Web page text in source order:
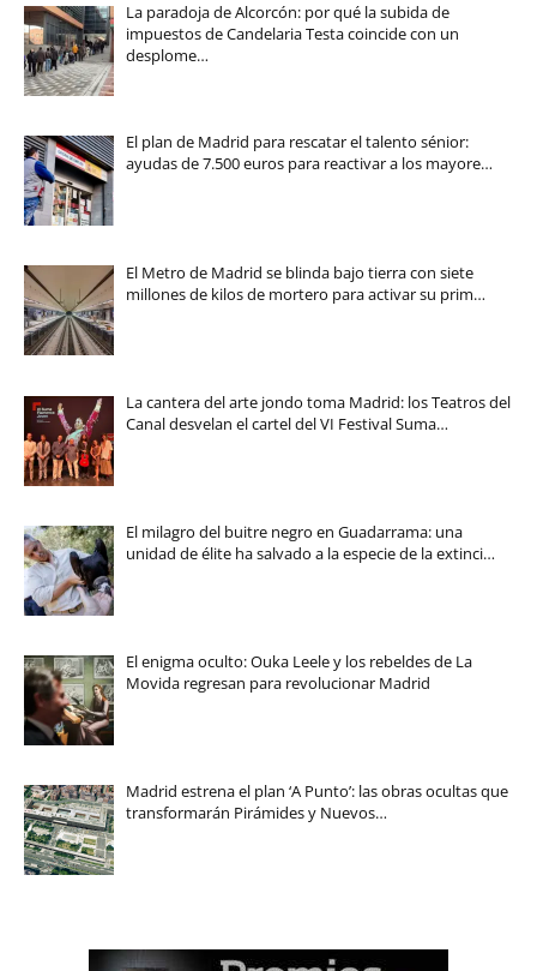
La paradoja de Alcorcón: por qué la subida de
impuestos de Candelaria Testa coincide con un
desplome…
El plan de Madrid para rescatar el talento sénior:
ayudas de 7.500 euros para reactivar a los mayore…
El Metro de Madrid se blinda bajo tierra con siete
millones de kilos de mortero para activar su prim…
La cantera del arte jondo toma Madrid: los Teatros del
Canal desvelan el cartel del VI Festival Suma…
El milagro del buitre negro en Guadarrama: una
unidad de élite ha salvado a la especie de la extinci…
El enigma oculto: Ouka Leele y los rebeldes de La
Movida regresan para revolucionar Madrid
Madrid estrena el plan ‘A Punto’: las obras ocultas que
transformarán Pirámides y Nuevos…